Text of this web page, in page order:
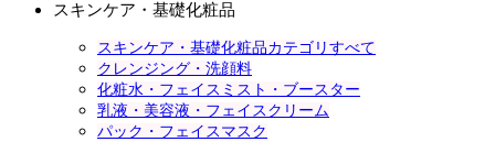
スキンケア・基礎化粧品
スキンケア・基礎化粧品カテゴリすべて
クレンジング・洗顔料
化粧水・フェイスミスト・ブースター
乳液・美容液・フェイスクリーム
パック・フェイスマスク